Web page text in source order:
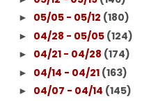
► 05/05 - 05/12 (180)
► 04/28 - 05/05 (124)
► 04/21 - 04/28 (174)
► 04/14 - 04/21 (163)
► 04/07 - 04/14 (145)